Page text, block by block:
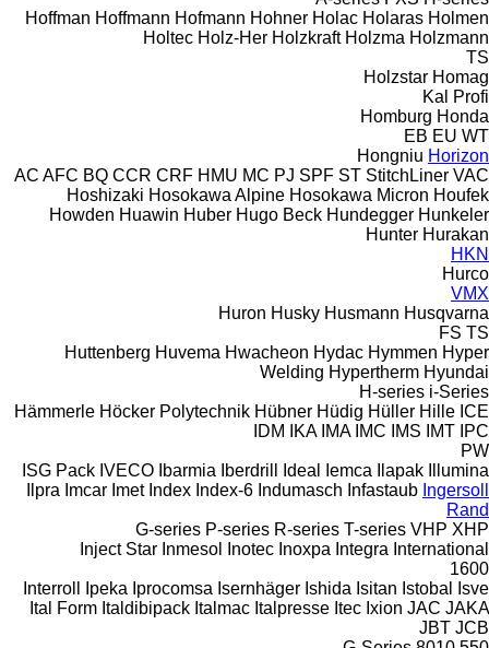
Hoffman Hoffmann Hofmann Hohner Holac Holaras Holmen
Holtec Holz-Her Holzkraft Holzma Holzmann
TS
Holzstar Homag
Kal
Profi
Homburg Honda
EB EU WT
Hongniu Horizon
AC AFC BQ CCR CRF HMU MC PJ SPF ST StitchLiner VAC
Hoshizaki Hosokawa Alpine Hosokawa Micron Houfek
Howden Huawin Huber Hugo Beck Hundegger Hunkeler
Hunter Hurakan
HKN
Hurco
VMX
Huron Husky Husmann Husqvarna
FS TS
Huttenberg Huvema Hwacheon Hydac Hymmen Hyper
Welding Hypertherm Hyundai
H-series i-Series
Hämmerle Höcker Polytechnik Hübner Hüdig Hüller Hille ICE
IDM
IKA IMA IMC IMS IMT IPC
PW
ISG Pack IVECO Ibarmia Iberdrill Ideal Iemca Ilapak
Illumina
Ilpra Imcar Imet Index Index-6 Indumasch Infastaub Ingersoll
Rand
G-series P-series R-series T-series VHP XHP
Inject Star Inmesol Inotec Inoxpa Integra International
1600
Interroll
Ipeka Iprocomsa Isernhäger Ishida Isitan Istobal
Isve
Ital Form Italdibipack Italmac Italpresse Itec Ixion JAC JAKA
JBT JCB